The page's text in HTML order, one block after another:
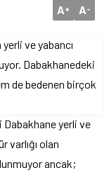
A+ A-
ve yabancı
Dabakhanedeki
de bedenen birçok
Dabakhane yerli ve
varlığı olan
ancak;